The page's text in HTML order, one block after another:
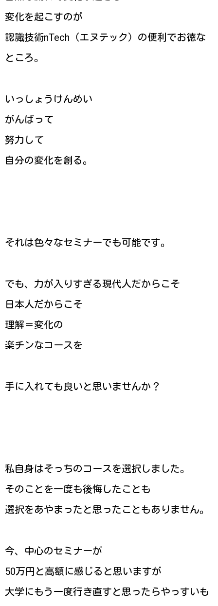
変化を起こすのが
認識技術nTech（エヌテック）の便利でお徳な
ところ。
いっしょうけんめい
がんばって
努力して
自分の変化を創る。
それは色々なセミナーでも可能です。
でも、力が入りすぎる現代人だからこそ
日本人だからこそ
理解＝変化の
楽チンなコースを
手に入れても良いと思いませんか？
私自身はそっちのコースを選択しました。
そのことを一度も後悔したことも
選択をあやまったと思ったこともありません。
今、中心のセミナーが
50万円と高額に感じると思いますが
大学にもう一度行き直すと思ったらやっすいも